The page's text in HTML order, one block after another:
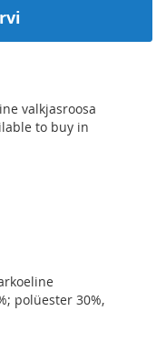
valkjasroosa
to buy in
polüester 30%,